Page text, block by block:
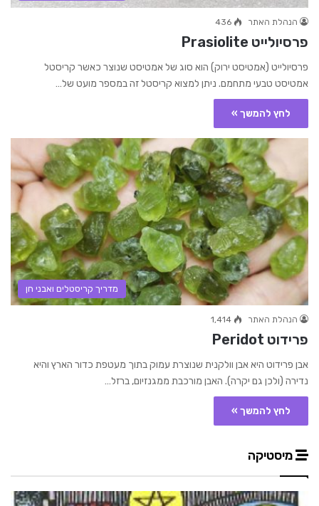
הנהלת האתר 436
פרסיולייט Prasiolite
פרסיולייט (אמטיסט ירוק) הוא סוג של אמטיסט שנוצר כאשר קריסטל
אמטיסט טבעי מתחמם. ניתן למצוא קריסטל זה במספר מועט של…
לחץ להמשך »
מדריך קריסטלים ואבני חן
הנהלת האתר 1,414
פרידוט Peridot
אבן פרידוט היא אבן וולקנית שנוצרת עמוק בתוך מעטפת כדור הארץ והיא
נדירה (ולכן גם יקרה). האבן מורכבת ממגנזיום, ברזל…
לחץ להמשך »
מיסטיקה